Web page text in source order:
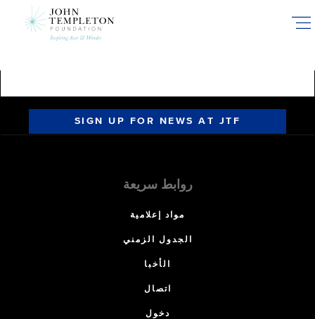
SIGN UP FOR NEWS AT JTF
روابط سريعة
مواد إعلامية
الجدول الزمني
الأخبا
اتصال
دخول